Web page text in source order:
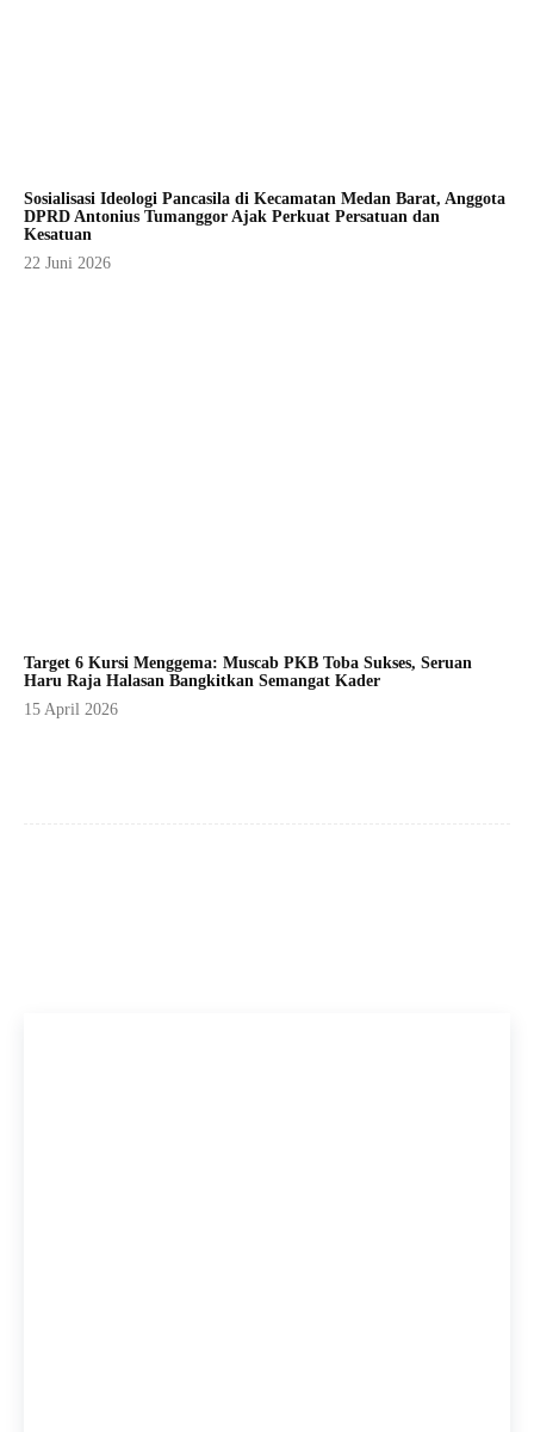
Sosialisasi Ideologi Pancasila di Kecamatan Medan Barat, Anggota
DPRD Antonius Tumanggor Ajak Perkuat Persatuan dan
Kesatuan
22 Juni 2026
Target 6 Kursi Menggema: Muscab PKB Toba Sukses, Seruan
Haru Raja Halasan Bangkitkan Semangat Kader
15 April 2026